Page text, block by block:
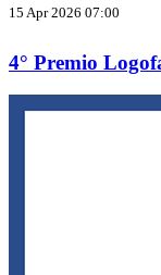
15 Apr 2026 07:00
4° Premio